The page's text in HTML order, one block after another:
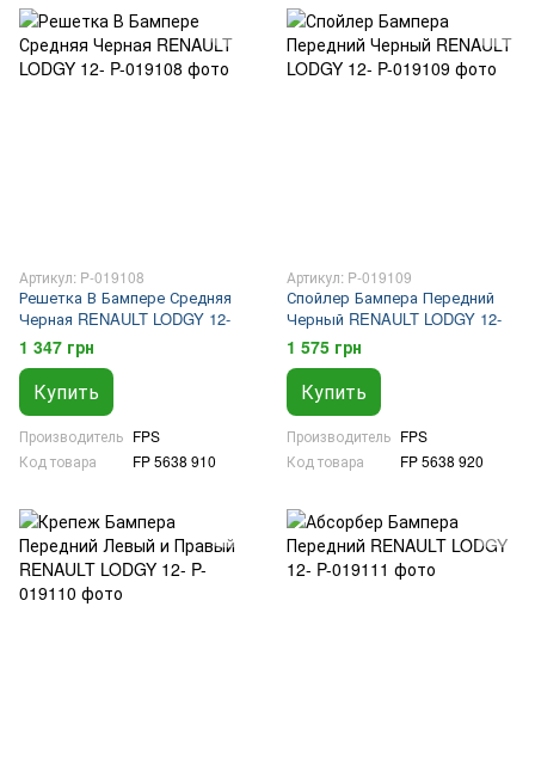
Артикул: P-019108
Решетка В Бампере Средняя
Черная RENAULT LODGY 12-
1 347 грн
Купить
Производитель FPS
Код товара
FP 5638 910
Артикул: P-019109
Спойлер Бампера Передний
Черный RENAULT LODGY 12-
1 575 грн
Купить
Производитель FPS
Код товара
FP 5638 920